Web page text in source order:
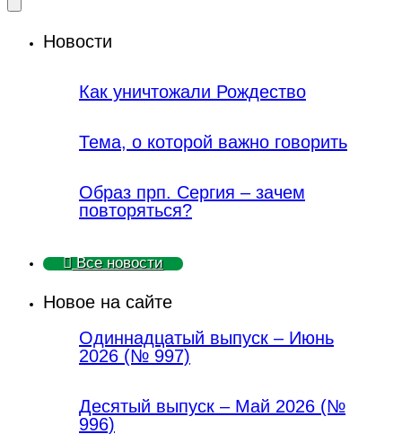
Новости
Как уничтожали Рождество
Тема, о которой важно говорить
Образ прп. Сергия – зачем
повторяться?
Все новости
Новое на сайте
Одиннадцатый выпуск – Июнь
2026 (№ 997)
Деcятый выпуск – Май 2026 (№
996)